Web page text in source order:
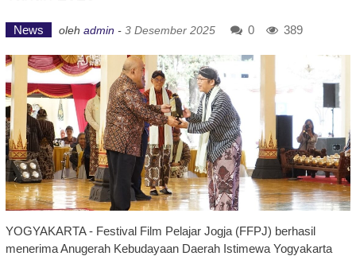
News oleh admin - 3 Desember 2025 0 389
YOGYAKARTA - Festival Film Pelajar Jogja (FFPJ) berhasil
menerima Anugerah Kebudayaan Daerah Istimewa Yogyakarta